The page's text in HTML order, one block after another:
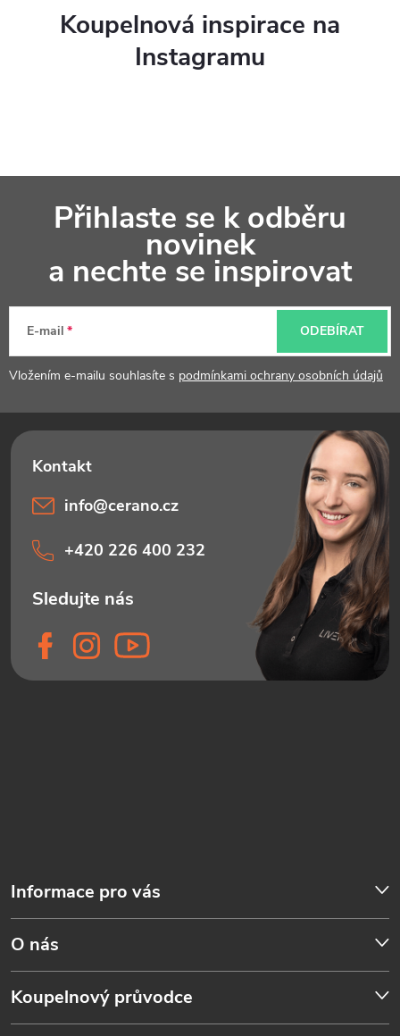
s
Koupelnová inspirace na
Instagramu
a
Přihlaste se k odběru
novinek
a nechte se inspirovat
E-mail
Vložením e-mailu souhlasíte s podmínkami ochrany osobních údajů
ODEBÍRAT
Informace pro vás
O nás
Koupelnový průvodce
info@cerano.cz
+420 226 400 232